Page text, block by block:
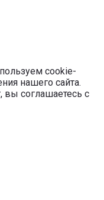
cookie-
нашего сайта.
вы соглашаетесь с